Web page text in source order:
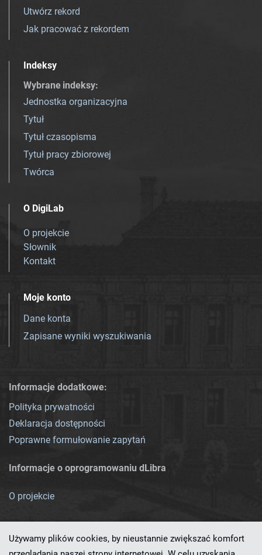
Utwórz rekord
Jak pracować z rekordem
Indeksy
Wybrane indeksy:
Jednostka organizacyjna
Tytuł
Tytuł czasopisma
Tytuł pracy zbiorowej
Twórca
O DigiLab
O projekcie
Słownik
Kontakt
Moje konto
Dane konta
Zapisane wyniki wyszukiwania
Informacje dodatkowe:
Polityka prywatności
Deklaracja dostępności
Poprawne formułowanie zapytań
Informacje o oprogramowaniu dLibra
O projekcie
Używamy plików cookies, by nieustannie zwiększać komfort